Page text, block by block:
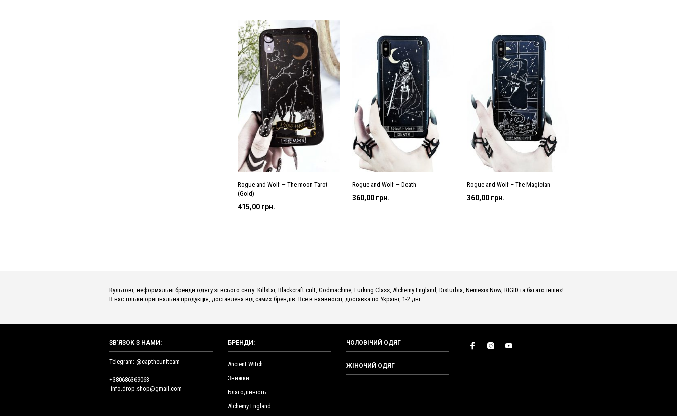
Rogue and Wolf — The moon Tarot
(Gold)
415,00 грн.
Rogue and Wolf — Death
360,00 грн.
Rogue and Wolf – The Magician
360,00 грн.
Культові, неформальні бренди одягу зі всього світу: Killstar, Blackcraft cult, Godmachine, Lurking Class, Alchemy England, Disturbia, Nemesis Now, RIGID та багато інших!
В нас тільки оригінальна продукція, доставлена від самих брендів. Все в наявності, доставка по Україні, 1-2 дні
ЗВ’ЯЗОК З НАМИ:
Telegram: @captheuniteam
+380686369063
info.drop.shop@gmail.com
БРЕНДИ:
Ancient Witch
Знижки
Благодійність
Alchemy England
ЧОЛОВІЧИЙ ОДЯГ
ЖІНОЧИЙ ОДЯГ